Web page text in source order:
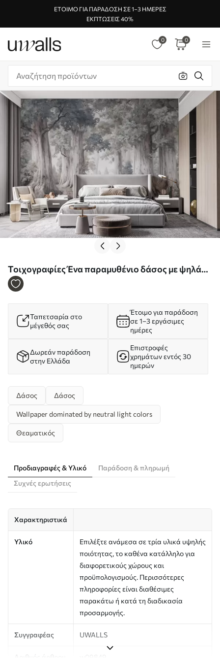
ΈΤΟΙΜΟ ΓΙΑ ΠΑΡΆΔΟΣΗ ΣΕ 1–3 ΗΜΈΡΕΣ
ΕΚΠΤΏΣΕΙΣ 40%
0 0
Τοιχογραφίες Ένα παραμυθένιο δάσος με ψηλά
δέντρα και απαλή, ήπια χρωματική παλέτα σε
Ταπετσαρία στο
μέγεθός σας
Έτοιμο για παράδοση
σε 1–3 εργάσιμες
ημέρες
Δωρεάν παράδοση
στην Ελλάδα
Επιστροφές
χρημάτων εντός 30
ημερών
Δάσος Δάσος
Wallpaper dominated by neutral light colors
Θεαματικός
Προδιαγραφές & Υλικό
Παράδοση & πληρωμή
Συχνές ερωτήσεις
Χαρακτηριστικά
Υλικό
Επιλέξτε ανάμεσα σε τρία υλικά υψηλής
ποιότητας, το καθένα κατάλληλο για
διαφορετικούς χώρους και
προϋπολογισμούς. Περισσότερες
πληροφορίες είναι διαθέσιμες
παρακάτω ή κατά τη διαδικασία
προσαρμογής.
Συγγραφέας UWALLS
Αριθμός άρθρου